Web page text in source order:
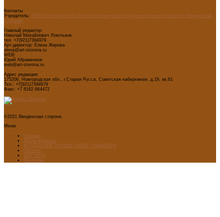
Контакты
Учредитель: АНО «Старорусский Центр интеллектуально-художественного развития «Введенская
сторона»
Главный редактор:
Николай Михайлович Локотьков
тел. +7(921)7394979
Арт-директор: Елена Жирова
elena@art-storona.ru
WEB:
Юрий Абраменков
web@art-storona.ru
Адрес редакции:
175206, Новгородская обл., г.Старая Русса, Советская набережная, д.18, кв.61
Тел.: +7(921)7394979
Факс: +7 8162 664472
©2021 Введенская сторона
Меню
Главная
Архив журнала
ФОНД-АРХИВ ЛУЧШИХ РАБОТ УЧАЩИХСЯ
Проекты
ART WEB
Партнеры